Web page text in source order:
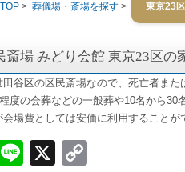
> 葬儀場・斎場を探す > 東京23
斎場 みどり会館 東京23区の
谷区の区民斎場なので、死亡者ま
度の会葬などの一般葬や10名から
場費としては安価に利用することが
EmailLine
X